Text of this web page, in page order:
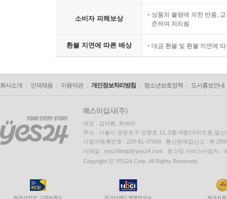
루스가 도저히 버틸 수가 없어서, 아무 근거도
보이거나 그런 장애가 선물일 수도 있다고 생각
것이다. 루스가 장애를 수용한 것은 단순한 전
존중받아야 하며, 어떤 면에서는 분명 선물일 수
저항과 투쟁의 한가운데 선 이들에게
“우리는 스스로를 충분히 돌보고 아껴왔는가”
이 책에는 걷지 못하는 몸, 장애인이라는 정체성
자신을 받아들이기 위해 분투한 저자는 이제 편
자기 권리를 당당하게 주장하는 강렬한 투사가
인정받기 위해, 모욕당하지 않기 위해 강하고
소비자 피해보상
상품의 불량에 의한 반품,
준하여 처리됨
환불 지연에 따른 배상 대금 환불 및 환불 지연에
회사소개 인재채용 이용약관 개인정보처리방침 청소년보호정책 도서홍보안내
대표 : 김석환, 최세라
주소 : 서울시 영등포구 은행로 11, 5층~6층(여의도동,일신
사업자등록번호 : 229-81-37000 통신판매업신고 : 제
이메일 : yes24help@yes24.com 호스팅 서비스사업자 :
Copyright ⓒ YES24 Corp. All Rights Reserved.